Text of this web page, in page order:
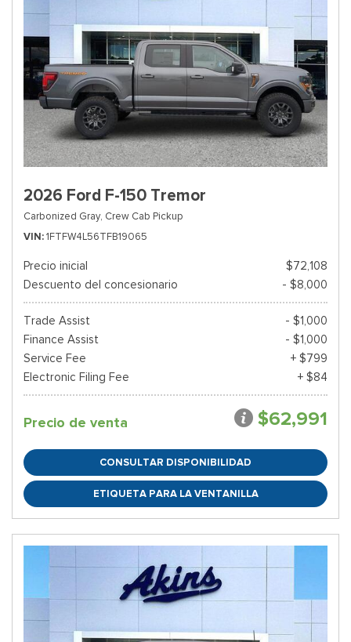
2026 Ford F-150 Tremor
Carbonized Gray, Crew Cab Pickup
VIN 1FTFW4L56TFB19065
Precio inicial
$72,108
Descuento del concesionario
- $8,000
Trade Assist
- $1,000
Finance Assist
- $1,000
Service Fee
+ $799
Electronic Filing Fee
+ $84
Precio de venta $62,991
CONSULTAR DISPONIBILIDAD
ETIQUETA PARA LA VENTANILLA